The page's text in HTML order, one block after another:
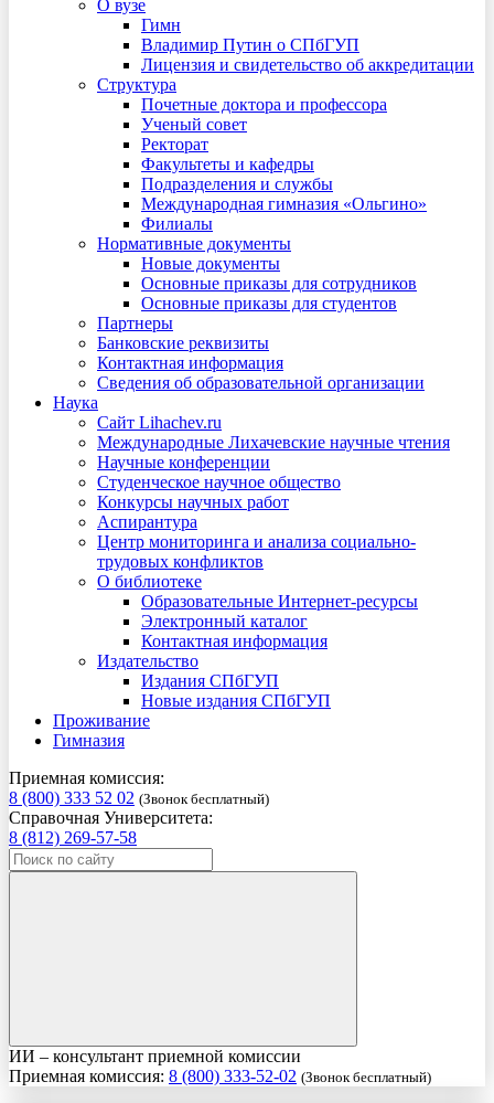
О вузе
Гимн
Владимир Путин о СПбГУП
Лицензия и свидетельство об аккредитации
Структура
Почетные доктора и профессора
Ученый совет
Ректорат
Факультеты и кафедры
Подразделения и службы
Международная гимназия «Ольгино»
Филиалы
Нормативные документы
Новые документы
Основные приказы для сотрудников
Основные приказы для студентов
Партнеры
Банковские реквизиты
Контактная информация
Сведения об образовательной организации
Наука
Сайт Lihachev.ru
Международные Лихачевские научные чтения
Научные конференции
Студенческое научное общество
Конкурсы научных работ
Аспирантура
Центр мониторинга и анализа социально-
трудовых конфликтов
О библиотеке
Образовательные Интернет-ресурсы
Электронный каталог
Контактная информация
Издательство
Издания СПбГУП
Новые издания СПбГУП
Проживание
Гимназия
Приемная комиссия:
8 (800) 333 52 02 (Звонок бесплатный)
Справочная Университета:
8 (812) 269-57-58
ИИ – консультант приемной комиссии
Приемная комиссия: 8 (800) 333-52-02 (Звонок бесплатный)